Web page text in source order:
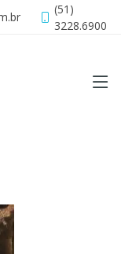
(51)
3228.6900